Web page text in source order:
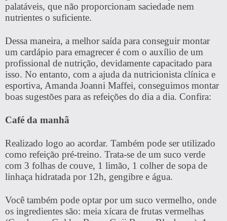
palatáveis, que não proporcionam saciedade nem
nutrientes o suficiente.
Dessa maneira, a melhor saída para conseguir montar
um cardápio para emagrecer é com o auxílio de um
profissional de nutrição, devidamente capacitado para
isso. No entanto, com a ajuda da nutricionista clínica e
esportiva, Amanda Joanni Maffei, conseguimos montar
boas sugestões para as refeições do dia a dia. Confira:
Café da manhã
Realizado logo ao acordar. Também pode ser utilizado
como refeição pré-treino. Trata-se de um suco verde
com 3 folhas de couve, 1 limão, 1 colher de sopa de
linhaça hidratada por 12h, gengibre e água.
Você também pode optar por um suco vermelho, onde
os ingredientes são: meia xícara de frutas vermelhas